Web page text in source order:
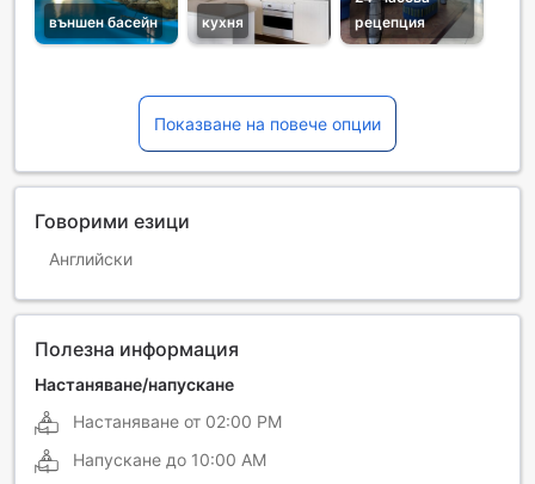
външен басейн кухня
рецепция
Показване на повече опции
Говорими езици
Английски
Полезна информация
Настаняване/напускане
Настаняване от 02:00 PM
Напускане до 10:00 AM